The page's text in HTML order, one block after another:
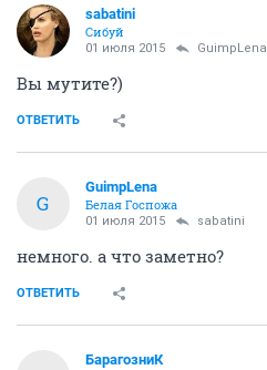
sabatini
Сибуй
01 июля 2015 GuimpLena
Вы мутите?)
ОТВЕТИТЬ
G
GuimpLena
Белая Госпожа
01 июля 2015 sabatini
немного. а что заметно?
ОТВЕТИТЬ
БарагозниК